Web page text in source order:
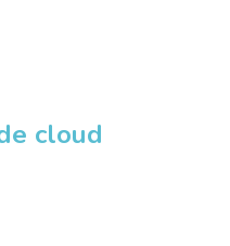
cloud